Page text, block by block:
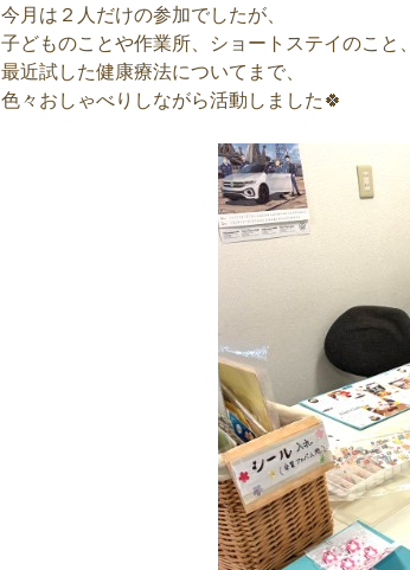
今月は２人だけの参加でしたが、
子どものことや作業所、ショートステイのこと、
最近試した健康療法についてまで、
色々おしゃべりしながら活動しました🍀